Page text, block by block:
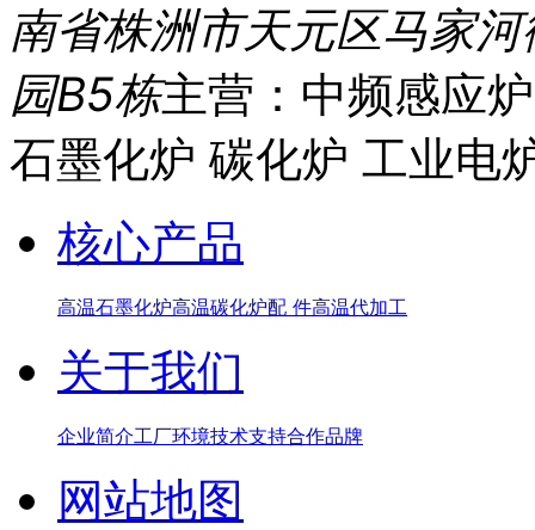
南省株洲市天元区马家
园B5栋主营：中频感应
石墨化炉 碳化炉 工业电
核心产品
高温石墨化炉高温碳化炉配 件高温代加工
关于我们
企业简介工厂环境技术支持合作品牌
网站地图